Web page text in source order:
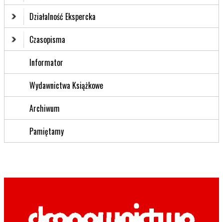
Działalność Ekspercka
Czasopisma
Informator
Wydawnictwa Książkowe
Archiwum
Pamiętamy